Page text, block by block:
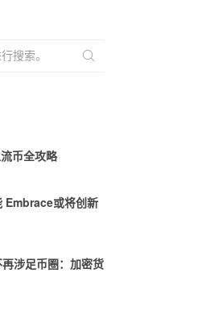
币全攻略
Embrace或将创新
涉足币圈：加密货